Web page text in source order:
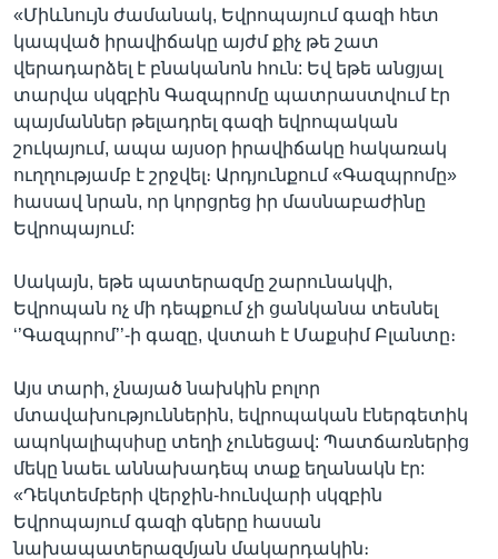
«Միևնույն ժամանակ, Եվրոպայում գազի հետ
կապված իրավիճակը այժմ քիչ թե շատ
վերադարձել է բնականոն հուն: Եվ եթե անցյալ
տարվա սկզբին Գազպրոմը պատրաստվում էր
պայմաններ թելադրել գազի եվրոպական
շուկայում, ապա այսօր իրավիճակը հակառակ
ուղղությամբ է շրջվել։ Արդյունքում «Գազպրոմը»
հասավ նրան, որ կորցրեց իր մասնաբաժինը
Եվրոպայում:
Սակայն, եթե պատերազմը շարունակվի,
Եվրոպան ոչ մի դեպքում չի ցանկանա տեսնել
‘’Գազպրոմ’’-ի գազը, վստահ է Մաքսիմ Բլանտը։
Այս տարի, չնայած նախկին բոլոր
մտավախություններին, եվրոպական էներգետիկ
ապոկալիպսիսը տեղի չունեցավ: Պատճառներից
մեկը նաեւ աննախադեպ տաք եղանակն էր:
«Դեկտեմբերի վերջին-հունվարի սկզբին
Եվրոպայում գազի գները հասան
նախապատերազմյան մակարդակին։